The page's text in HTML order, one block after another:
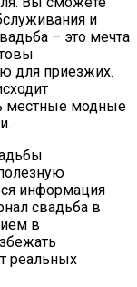
и
– это мечта
для приезжих.
местные модные
информация
свадьба в
в
реальных